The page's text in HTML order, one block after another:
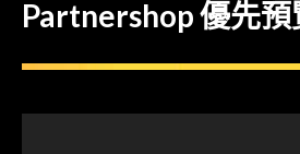
Partnershop 優先預